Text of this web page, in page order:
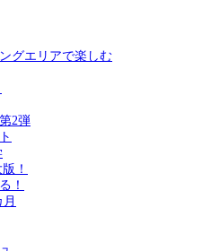
グエリアで楽しむ
2弾
！
！